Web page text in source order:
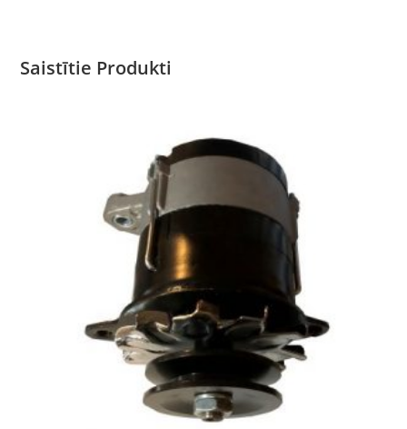
Saistītie Produkti